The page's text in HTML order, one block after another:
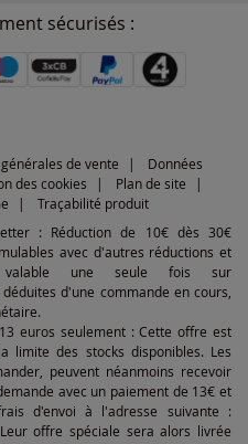
sécurisés :
de vente
Données
des cookies
Plan de site
Traçabilité produit
: Réduction de 10€ dès 30€
avec d'autres réductions et
valable une seule fois sur
d'une commande en cours,
euros seulement : Cette offre est
limite des stocks disponibles. Les
peuvent néanmoins recevoir
avec un paiement de 13€ et
d'envoi à l'adresse suivante :
offre spéciale sera alors livrée